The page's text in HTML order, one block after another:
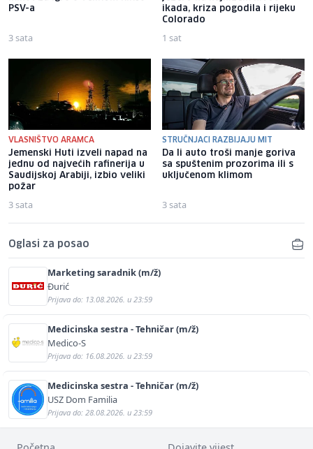
PSV-a
3 sata
ikada, kriza pogodila i rijeku
Colorado
1 sat
VLASNIŠTVO ARAMCA
Jemenski Huti izveli napad na
jednu od najvećih rafinerija u
Saudijskoj Arabiji, izbio veliki
požar
3 sata
STRUČNJACI RAZBIJAJU MIT
Da li auto troši manje goriva
sa spuštenim prozorima ili s
uključenom klimom
3 sata
Oglasi za posao
Marketing saradnik (m/ž)
Đurić
Prijava do: 13.08.2026. u 23:59
Medicinska sestra - Tehničar (m/ž)
Medico-S
Prijava do: 16.08.2026. u 23:59
Medicinska sestra - Tehničar (m/ž)
USZ Dom Familia
Prijava do: 28.08.2026. u 23:59